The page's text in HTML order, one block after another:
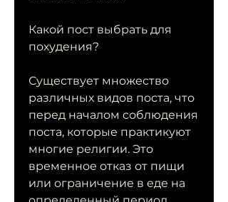
Какой пост выбрать для
похудения?
Существует множество
различных видов поста, что
перед началом соблюдения
поста, которые практикуют
многие религии. Это
временное отказ от пищи
или ограничение в еде на